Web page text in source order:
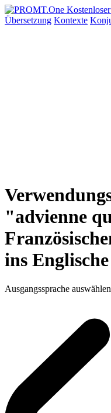
Übersetzung Kontexte
"advienne
ins Englische
Ausgangssprache auswählen